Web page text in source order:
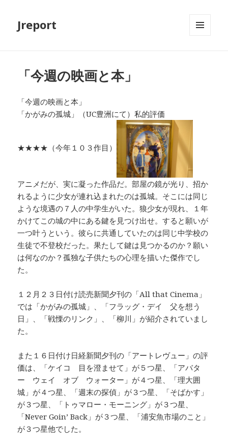
Jreport
「今週の映画と本」
「今週の映画と本」
「かがみの孤城」（UC豊洲にて）私的評価
★★★★（今年１０３作目）
アニメだが、実に凝った作品だ。部屋の鏡が光り、招か
れるように少女が連れ込まれたのは孤城。そこには同じ
ような境遇の７人の中学生がいた。狼少女が現れ、１年
かけてこの城の中にある鍵を見つけ出せ。すると願いが
一つ叶うという。彼らに共通していたのは同じ中学校の
生徒で不登校だった。果たして鍵は見つかるのか？願い
は何なのか？孤独な子供たちの心理を描いた傑作でし
た。
１２月２３日付け読売新聞夕刊の「All that Cinema」
では「かがみの孤城」、「フラッグ・デイ 父を想う
日」、「戦慄のリンク」、「柳川」が紹介されていまし
た。
また１６日付け日経新聞夕刊の「アートレヴュー」の評
価は、「ケイコ 目を澄ませて」が５つ星、「アバタ
ー ウェイ オブ ウォーター」が４つ星、「理大囲
城」が４つ星、「週末の探偵」が３つ星、「そばかす」
が３つ星、「トゥマロー・モーニング」が３つ星、
「Never Goin’ Back」が３つ星、「浦安魚市場のこと」
が３つ星他でした。